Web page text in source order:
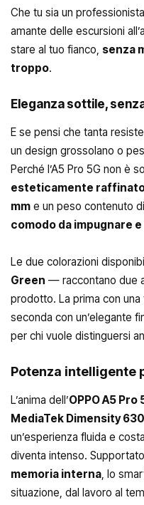
Che tu sia un
amante delle escursioni
stare al tuo fianco, senza
troppo.
Eleganza sottile,
E se pensi che tanta
un design grossolano o
Perché l’A5 Pro 5G non è
esteticamente
mm e un peso contenuto di
comodo da impugnare
Le due colorazioni
Green — raccontano due
prodotto. La prima con
seconda con un’elegante
per chi vuole distinguersi
Potenza intelligente
L’anima dell’OPPO A5 Pro
MediaTek Dimensity
un’esperienza fluida e
diventa intenso.
memoria interna, lo
situazione, dal lavoro al